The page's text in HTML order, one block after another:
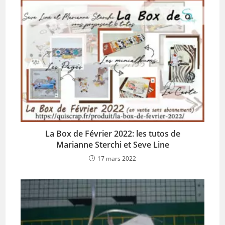
La Box de Février 2022: les tutos de
Marianne Sterchi et Seve Line
17 mars 2022